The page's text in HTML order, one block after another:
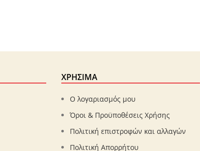
ΧΡΗΣΙΜΑ
Ο λογαριασμός μου
Όροι & Προϋποθέσεις Χρήσης
Πολιτική επιστροφών και αλλαγών
Πολιτική Απορρήτου